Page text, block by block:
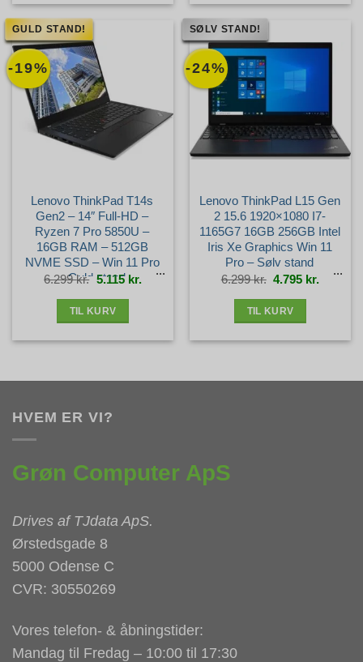
-19%
GULD STAND!
Lenovo ThinkPad T14s
Gen2 – 14″ Full-HD –
Ryzen 7 Pro 5850U –
16GB RAM – 512GB
NVME SSD – Win 11 Pro
– Guld stand
6.299kr. Den
oprindelige
pris
5.115 kr.Den
aktuelle
pris
TIL KURV
-24%
SØLV STAND!
Lenovo ThinkPad L15 Gen
2 15.6 1920×1080 I7-
1165G7 16GB 256GB Intel
Iris Xe Graphics Win 11
Pro – Sølv stand
6.299kr. Den
oprindelige
pris
4.795 kr.Den
aktuelle
pris
TIL KURV
HVEM ER VI?
Grøn Computer ApS
Drives af TJdata ApS.
Ørstedsgade 8
5000 Odense C
CVR: 30550269
Vores telefon- & åbningstider:
Mandag til Fredag – 10:00 til 17:30